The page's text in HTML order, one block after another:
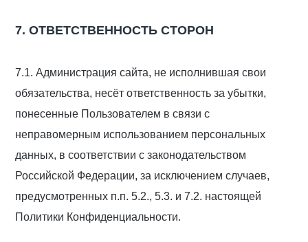
7. ОТВЕТСТВЕННОСТЬ СТОРОН
7.1. Администрация сайта, не исполнившая свои
обязательства, несёт ответственность за убытки,
понесенные Пользователем в связи с
неправомерным использованием персональных
данных, в соответствии с законодательством
Российской Федерации, за исключением случаев,
предусмотренных п.п. 5.2., 5.3. и 7.2. настоящей
Политики Конфиденциальности.